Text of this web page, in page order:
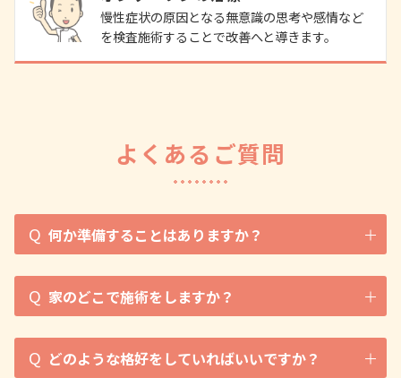
慢性症状の原因となる無意識の思考や感情など
を検査施術することで改善へと導きます。
よくあるご質問
Q 何か準備することはありますか？
Q 家のどこで施術をしますか？
Q どのような格好をしていればいいですか？